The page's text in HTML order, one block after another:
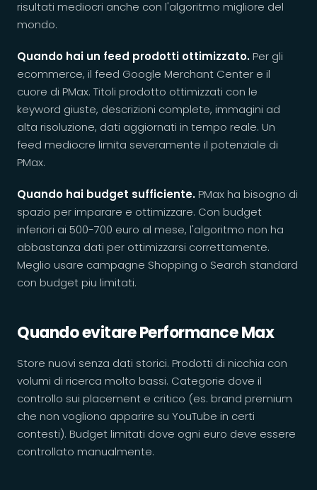
risultati mediocri anche con l'algoritmo migliore del
mondo.
Quando hai un feed prodotti ottimizzato. Per gli
ecommerce, il feed Google Merchant Center e il
cuore di PMax. Titoli prodotto ottimizzati con le
keyword giuste, descrizioni complete, immagini ad
alta risoluzione, dati aggiornati in tempo reale. Un
feed mediocre limita severamente il potenziale di
PMax.
Quando hai budget sufficiente. PMax ha bisogno di
spazio per imparare e ottimizzare. Con budget
inferiori ai 500-700 euro al mese, l'algoritmo non ha
abbastanza dati per ottimizzarsi correttamente.
Meglio usare campagne Shopping o Search standard
con budget piu limitati.
Quando evitare Performance Max
Store nuovi senza dati storici. Prodotti di nicchia con
volumi di ricerca molto bassi. Categorie dove il
controllo sui placement e critico (es. brand premium
che non vogliono apparire su YouTube in certi
contesti). Budget limitati dove ogni euro deve essere
controllato manualmente.